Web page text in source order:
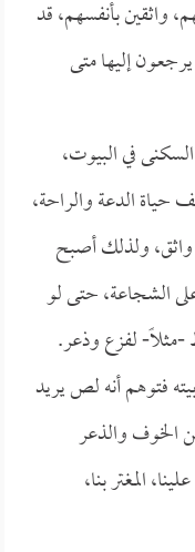
واثقين بأنفسهم، قد
إليها متى
في البيوت،
حياة الدعة والراحة،
واثق، ولذلك أصبح
الشجاعة، حتى لو
مثلاً- لفزع وذعر.
فتوهم أنه لص يريد
الخوف والذعر
المغتر بنا،